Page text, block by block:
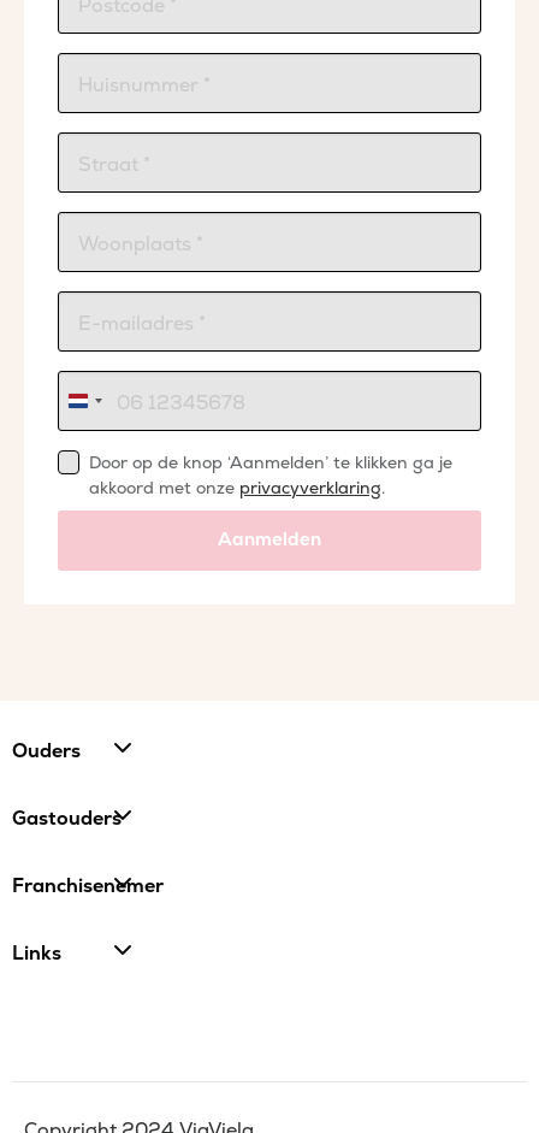
Nederland
+31
Door op de knop ‘Aanmelden’ te klikken ga je
akkoord met onze privacyverklaring.
Aanmelden
Ouders
Gastouders
Franchisenemer
Links